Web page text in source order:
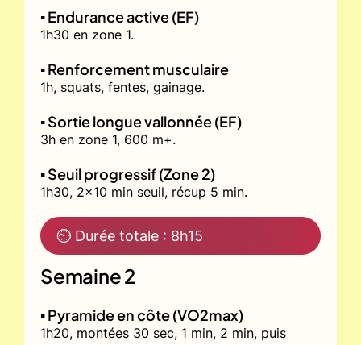
▪️ Endurance active (EF)
1h30 en zone 1.
▪️ Renforcement musculaire
1h, squats, fentes, gainage.
▪️ Sortie longue vallonnée (EF)
3h en zone 1, 600 m+.
▪️ Seuil progressif (Zone 2)
1h30, 2x10 min seuil, récup 5 min.
⏲ Durée totale : 8h15
Semaine 2
▪️ Pyramide en côte (VO2max)
1h20, montées 30 sec, 1 min, 2 min, puis